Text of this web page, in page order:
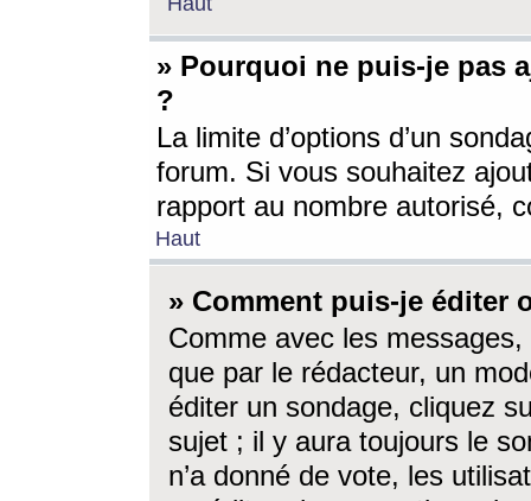
» Pourquoi ne puis-je pas
?
La limite d’options d’un
forum. Si vous souhaitez
rapport au nombre autorisé,
Haut
» Comment puis-je éditer
Comme avec les
que par le rédacteur, un
éditer un sondage, cliquez
sujet ; il y aura toujours le
n’a donné de vote, les